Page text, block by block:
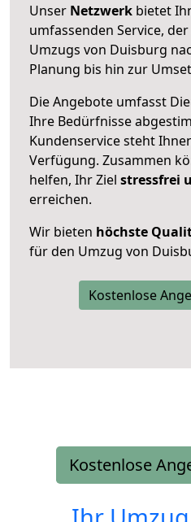
Unser Netzwerk bietet
umfassenden Service,
Umzugs von Duisburg
Planung bis hin zur
Die Angebote umfasst
Ihre Bedürfnisse
Kundenservice steht
Verfügung. Zusammen
helfen, Ihr Ziel stressfrei
erreichen.
Wir bieten höchste
für den Umzug von
Kostenlose
Kostenlose